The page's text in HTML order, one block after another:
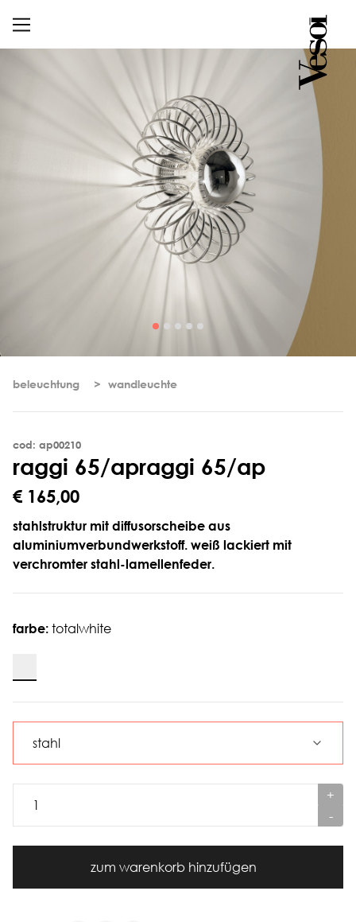
beleuchtung wandleuchte
cod: ap00210
raggi 65/apraggi 65/ap
€ 165,00
stahlstruktur mit diffusorscheibe aus
aluminiumverbundwerkstoff. weiß lackiert mit
verchromter stahl-lamellenfeder.
farbe: totalwhite
+
-
zum warenkorb hinzufügen